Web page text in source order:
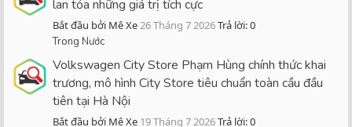
lan tỏa những giá trị tích cực
Bắt đầu bởi Mê Xe 26 Tháng 7 2026Trả lời: 0
Trong Nước
Volkswagen City Store Phạm Hùng chính thức khai
trương, mô hình City Store tiêu chuẩn toàn cầu đầu
tiên tại Hà Nội
Bắt đầu bởi Mê Xe 19 Tháng 7 2026Trả lời: 0